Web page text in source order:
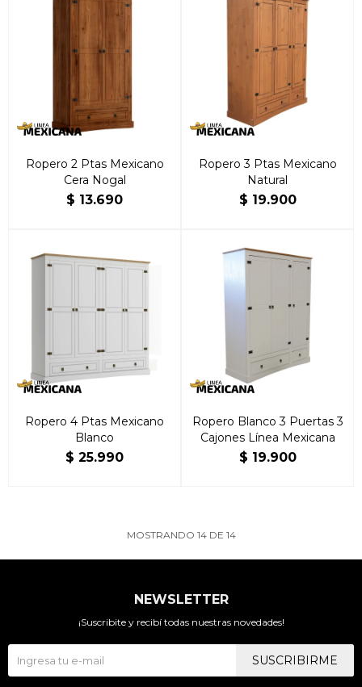
Ropero 2 Ptas Mexicano
Cera Nogal
$ 13.690
Ropero 3 Ptas Mexicano
Natural
$ 19.900
Ropero 4 Ptas Mexicano
Blanco
$ 25.990
Ropero Blanco 3 Puertas 3
Cajones Línea Mexicana
$ 19.900
MOSTRANDO 14DE 14
NEWSLETTER
¡Suscribite y recibí todas nuestras novedades!
SUSCRIBIRME